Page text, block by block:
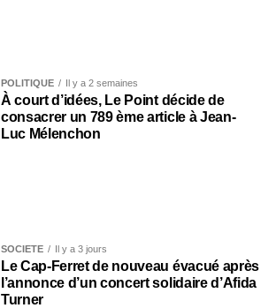
POLITIQUE Il y a 2 semaines
À court d’idées, Le Point décide de
consacrer un 789 ème article à Jean-
Luc Mélenchon
SOCIÉTÉ Il y a 3 jours
Le Cap-Ferret de nouveau évacué après
l’annonce d’un concert solidaire d’Afida
Turner